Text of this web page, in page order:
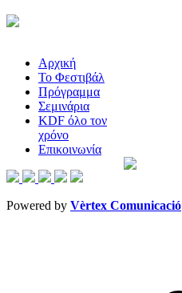
Αρχική
Το Φεστιβάλ
Πρόγραμμα
Σεμινάρια
KDF όλο τον
χρόνο
Επικοινωνία
Powered by Vèrtex Comunicació